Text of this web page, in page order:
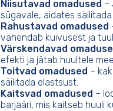
Niisutavad omadused –
sügavale, aidates
Rahustavad omadused
vähendab kuivusest ja
Värskendavad
efekti ja jätab huultele
Toitvad omadused –
säilitada elastsust.
Kaitsvad omadused –
barjääri, mis kaitseb huuli